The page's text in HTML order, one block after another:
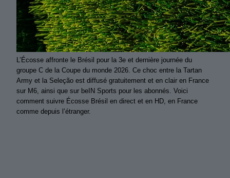
L’Écosse affronte le Brésil pour la 3e et dernière journée du
groupe C de la Coupe du monde 2026. Ce choc entre la Tartan
Army et la Seleção est diffusé gratuitement et en clair en France
sur M6, ainsi que sur beIN Sports pour les abonnés. Voici
comment suivre Écosse Brésil en direct et en HD, en France
comme depuis l’étranger.